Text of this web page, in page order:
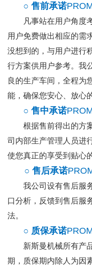
○ 售前承诺
凡事站在用户角度考
用户免费做出相应的需
没想到的，与用户进行
行方案供用户参考。我
良的生产车间，全程为
能，确保您安心、放心
○ 售中承诺
根据售前得出的方案
司内部生产管理人员进
使您真正的享受到贴心
○ 售后承诺
我公司设有售后服务
口分析，反馈到售后服
法。
○ 质保承诺
新斯曼机械所有产品
期，质保期内除人为因